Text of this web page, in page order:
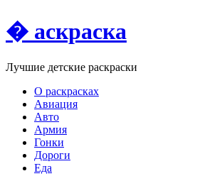
� аскраска
Лучшие детские раскраски
О раскрасках
Авиация
Авто
Армия
Гонки
Дороги
Еда